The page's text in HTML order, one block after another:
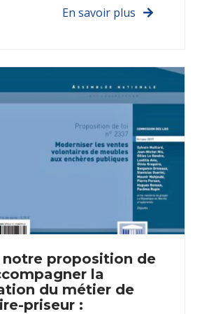
En savoir plus
notre proposition de
la
du métier de
priseur :